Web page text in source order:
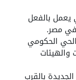
يعمل بالفعل
في مصر.
الحكومي
والهيئات
بالقرب